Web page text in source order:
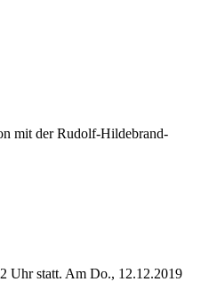
mit der Rudolf-Hildebrand-
Uhr statt. Am Do., 12.12.2019